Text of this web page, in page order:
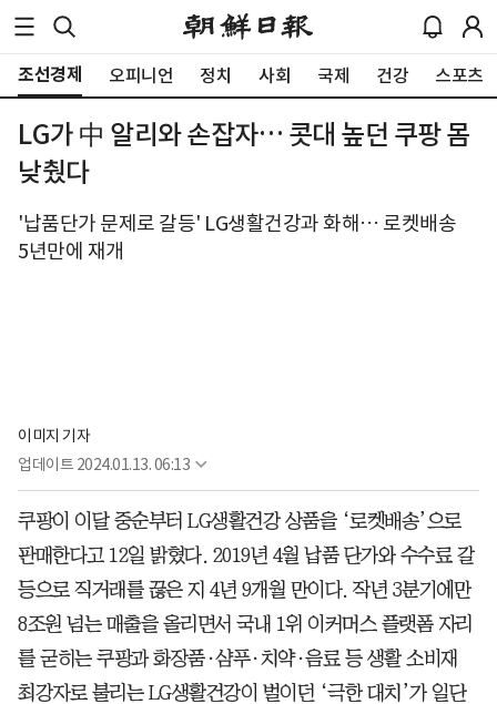
조선경제 오피니언 정치 사회 국제 건강 스포츠
LG가 中 알리와 손잡자… 콧대 높던 쿠팡 몸
낮췄다
'납품단가 문제로 갈등' LG생활건강과 화해… 로켓배송
5년만에 재개
이미지 기자
업데이트 2024.01.13. 06:13
쿠팡이 이달 중순부터 LG생활건강 상품을 ‘로켓배송’으로
판매한다고 12일 밝혔다. 2019년 4월 납품 단가와 수수료 갈
등으로 직거래를 끊은 지 4년 9개월 만이다. 작년 3분기에만
8조원 넘는 매출을 올리면서 국내 1위 이커머스 플랫폼 자리
를 굳히는 쿠팡과 화장품·샴푸·치약·음료 등 생활 소비재
최강자로 불리는 LG생활건강이 벌이던 ‘극한 대치’가 일단